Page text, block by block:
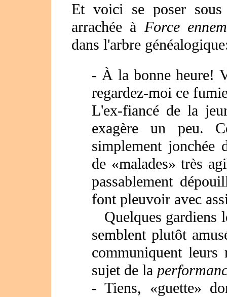
Et voici se poser
arrachée à Force
dans l'arbre
- À la bonne heure!
regardez-moi ce
L'ex-fiancé de la
exagère un peu.
simplement jonchée
de «malades» très
passablement
font pleuvoir avec
Quelques gardiens
semblent plutôt
communiquent leurs
sujet de la
- Tiens, «guette»